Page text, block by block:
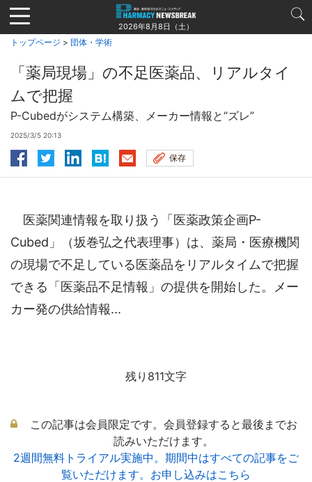
Jump
to
navigation
2026年8月8日（土）
トップページ > 団体・学術
「薬局現場」の不足医薬品、リアルタイ
ムで把握
P-Cubedがシステム構築、メーカー情報と“ズレ”
2025/3/5 20:13
保存
医薬関連情報を取り扱う「医薬政策企画P-
Cubed」（坂巻弘之代表理事）は、薬局・医療機関
の現場で不足している医薬品をリアルタイムで把握
できる「医薬品不足情報」の提供を開始した。メー
カー発の供給情報...
残り811文字
この記事は会員限定です。会員登録すると最後までお
読みいただけます。
2週間無料トライアル実施中。期間中はすべての記事をご
覧いただけます。お申し込みはこちら